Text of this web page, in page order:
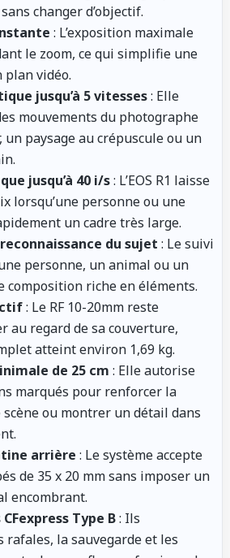
changer d’objectif.
: L’exposition maximale
le zoom, ce qui simplifie une
vidéo.
jusqu’à 5 vitesses: Elle
mouvements du photographe
paysage au crépuscule ou un
jusqu’à 40 i/s: L’EOS R1 laisse
lorsqu’une personne ou une
un cadre très large.
du sujet : Le suivi
personne, un animal ou un
composition riche en éléments.
: Le RF 10-20mm reste
au regard de sa couverture,
atteint environ 1,69 kg.
de 25 cm : Elle autorise
marqués pour renforcer la
scène ou montrer un détail dans
arrière : Le système accepte
de 35 x 20 mm sans imposer un
encombrant.
Type B: Ils
rafales, la sauvegarde et les